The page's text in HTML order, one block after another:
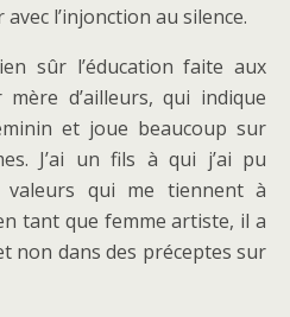
l’injonction au silence.
sûr l’éducation faite aux
d’ailleurs, qui indique
et joue beaucoup sur
J’ai un fils à qui j’ai pu
qui me tiennent à
tant que femme artiste, il a
non dans des préceptes sur